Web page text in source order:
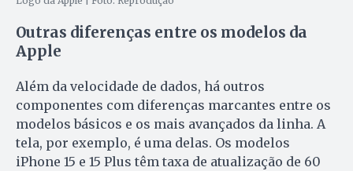
Outras diferenças entre os modelos da
Apple
Além da velocidade de dados, há outros
componentes com diferenças marcantes entre os
modelos básicos e os mais avançados da linha. A
tela, por exemplo, é uma delas. Os modelos
iPhone 15 e 15 Plus têm taxa de atualização de 60